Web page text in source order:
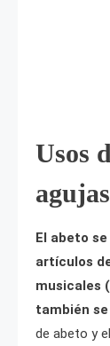
Usos
agujas
El abeto
artículos
musicales
también
de abeto y